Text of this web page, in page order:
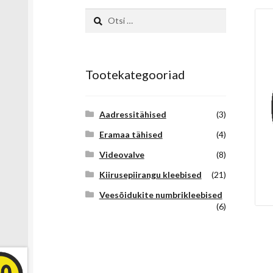
Otsi:
Tootekategooriad
Aadressitähised
(3)
Eramaa tähised
(4)
Videovalve
(8)
Kiirusepiirangu kleebised
(21)
Veesõidukite numbrikleebised
(6)